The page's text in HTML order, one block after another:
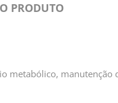
PRODUTO
manutenção